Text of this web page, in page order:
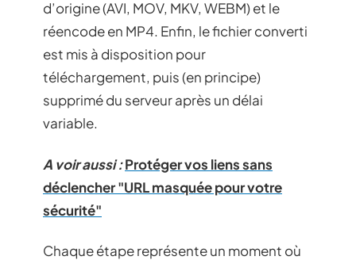
d’origine (AVI, MOV, MKV, WEBM) et le
réencode en MP4. Enfin, le fichier converti
est mis à disposition pour
téléchargement, puis (en principe)
supprimé du serveur après un délai
variable.
A voir aussi :Protéger vos liens sans
déclencher "URL masquée pour votre
sécurité"
Chaque étape représente un moment où